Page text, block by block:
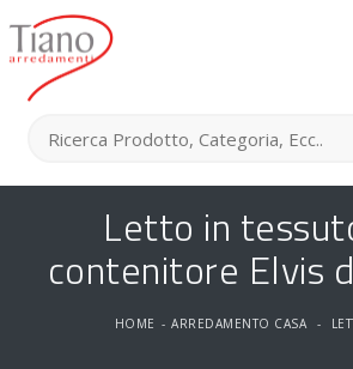
Letto in
contenitore Elvis
HOME - ARREDAMENTO CASA -